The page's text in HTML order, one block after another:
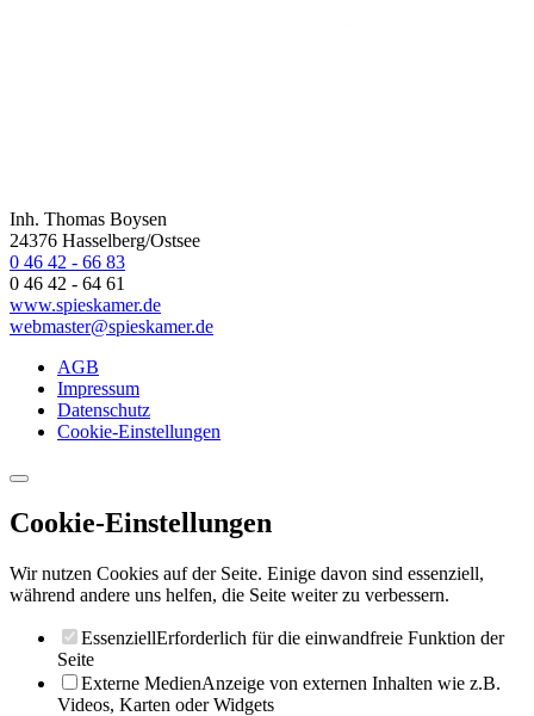
Inh. Thomas Boysen
24376 Hasselberg/Ostsee
0 46 42 - 66 83
0 46 42 - 64 61
www.spieskamer.de
webmaster@spieskamer.de
AGB
Impressum
Datenschutz
Cookie-Einstellungen
Cookie-Einstellungen
Wir nutzen Cookies auf der Seite. Einige davon sind essenziell,
während andere uns helfen, die Seite weiter zu verbessern.
EssenziellErforderlich für die einwandfreie Funktion der
Seite
Externe MedienAnzeige von externen Inhalten wie z.B.
Videos, Karten oder Widgets